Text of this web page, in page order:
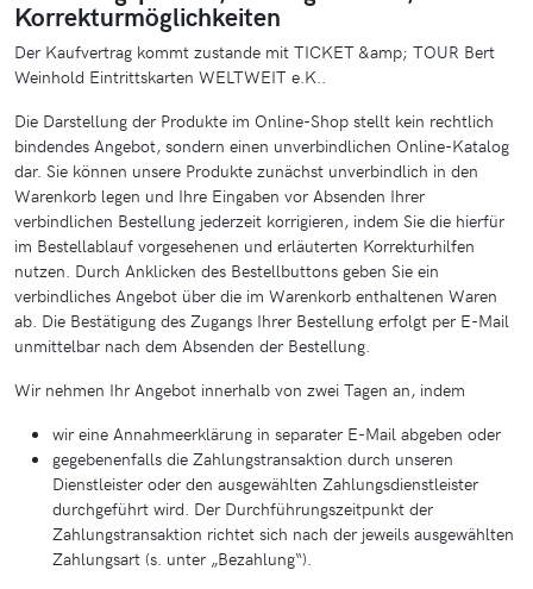
Korrekturmöglichkeiten
Der Kaufvertrag kommt zustande mit TICKET &amp; TOUR Bert
Weinhold Eintrittskarten WELTWEIT e.K..
Die Darstellung der Produkte im Online-Shop stellt kein rechtlich
bindendes Angebot, sondern einen unverbindlichen Online-Katalog
dar. Sie können unsere Produkte zunächst unverbindlich in den
Warenkorb legen und Ihre Eingaben vor Absenden Ihrer
verbindlichen Bestellung jederzeit korrigieren, indem Sie die hierfür
im Bestellablauf vorgesehenen und erläuterten Korrekturhilfen
nutzen. Durch Anklicken des Bestellbuttons geben Sie ein
verbindliches Angebot über die im Warenkorb enthaltenen Waren
ab. Die Bestätigung des Zugangs Ihrer Bestellung erfolgt per E-Mail
unmittelbar nach dem Absenden der Bestellung.
Wir nehmen Ihr Angebot innerhalb von zwei Tagen an, indem
wir eine Annahmeerklärung in separater E-Mail abgeben oder
gegebenenfalls die Zahlungstransaktion durch unseren
Dienstleister oder den ausgewählten Zahlungsdienstleister
durchgeführt wird. Der Durchführungszeitpunkt der
Zahlungstransaktion richtet sich nach der jeweils ausgewählten
Zahlungsart (s. unter „Bezahlung“).